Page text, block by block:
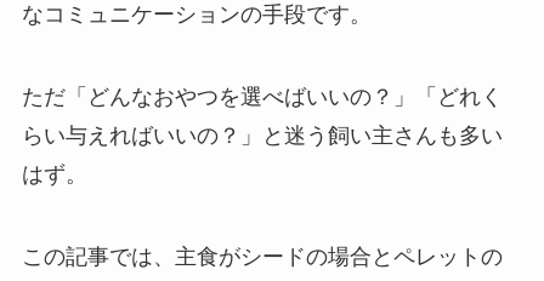
なコミュニケーションの手段です。
ただ「どんなおやつを選べばいいの？」「どれく
らい与えればいいの？」と迷う飼い主さんも多い
はず。
この記事では、主食がシードの場合とペレットの